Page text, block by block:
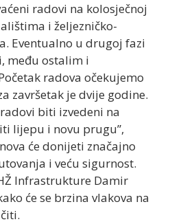
radovi na kolosječnoj
i željezničko-
Eventualno u drugoj fazi
među ostalim i
radova očekujemo
završetak je dvije godine.
biti izvedeni na
lijepu i novu prugu”,
će donijeti značajno
i veću sigurnost.
Infrastrukture Damir
će se brzina vlakova na